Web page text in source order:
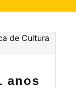
anos